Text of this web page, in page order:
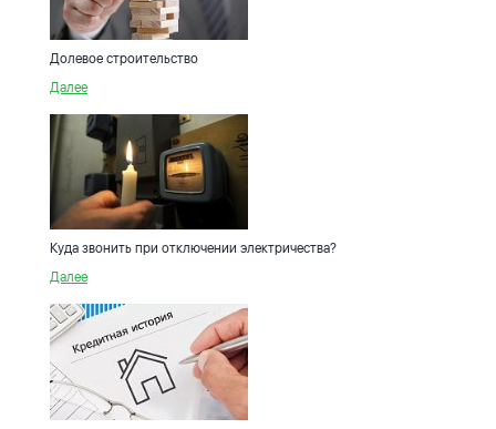
Долевое строительство
Далее
Куда звонить при отключении электричества?
Далее